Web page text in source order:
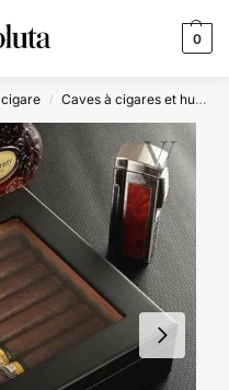
0
/ Caves à cigares et humidors